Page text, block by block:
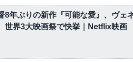
8年ぶりの新作『可能な愛』、ヴェ
界3大映画祭で快挙｜Netflix映画